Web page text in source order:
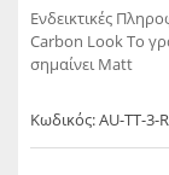
Ενδεικτικές
Carbon Look Το
σημαίνει Matt
Κωδικός: AU-TT-3-